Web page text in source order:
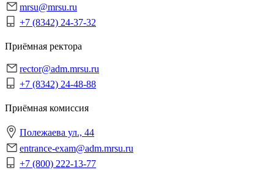
mrsu@mrsu.ru
+7 (8342) 24-37-32
Приёмная ректора
rector@adm.mrsu.ru
+7 (8342) 24-48-88
Приёмная комиссия
Полежаева ул., 44
entrance-exam@adm.mrsu.ru
+7 (800) 222-13-77